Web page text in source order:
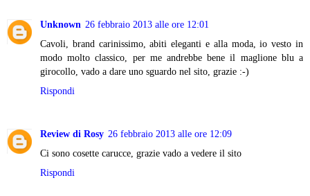
Unknown 26 febbraio 2013 alle ore 12:01
Cavoli, brand carinissimo, abiti eleganti e alla moda, io vesto in
modo molto classico, per me andrebbe bene il maglione blu a
girocollo, vado a dare uno sguardo nel sito, grazie :-)
Rispondi
Review di Rosy 26 febbraio 2013 alle ore 12:09
Ci sono cosette carucce, grazie vado a vedere il sito
Rispondi